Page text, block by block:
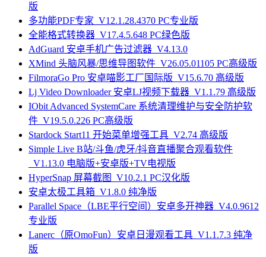
版
多功能PDF专家_V12.1.28.4370 PC专业版
全能格式转换器_V17.4.5.648 PC绿色版
AdGuard 安卓手机广告过滤器_V4.13.0
XMind 头脑风暴/思维导图软件_V26.05.01105 PC高级版
FilmoraGo Pro 安卓喵影工厂国际版_V15.6.70 高级版
Lj Video Downloader 安卓LJ视频下载器_V1.1.79 高级版
IObit Advanced SystemCare 系统清理维护与安全防护软
件_V19.5.0.226 PC高级版
Stardock Start11 开始菜单增强工具_V2.74 高级版
Simple Live B站/斗鱼/虎牙/抖音直播聚合观看软件
_V1.13.0 电脑版+安卓版+TV电视版
HyperSnap 屏幕截图_V10.2.1 PC汉化版
安卓太极工具箱_V1.8.0 纯净版
Parallel Space（LBE平行空间）安卓多开神器_V4.0.9612
专业版
Lanerc（原OmoFun）安卓日漫观看工具_V1.1.7.3 纯净
版